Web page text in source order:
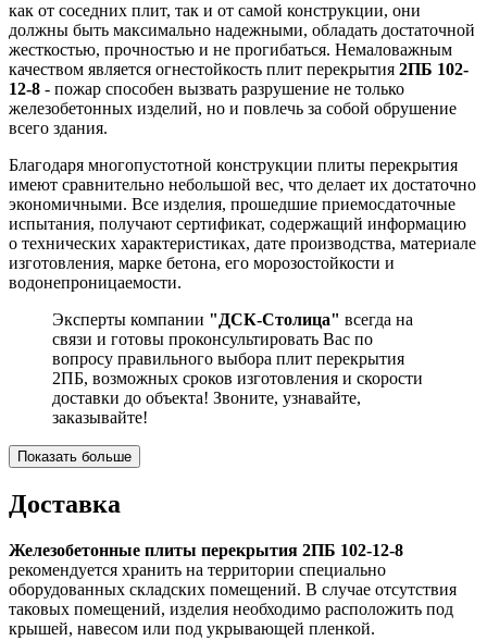
как от соседних плит, так и от самой конструкции, они
должны быть максимально надежными, обладать достаточной
жесткостью, прочностью и не прогибаться. Немаловажным
качеством является огнестойкость плит перекрытия 2ПБ 102-
12-8 - пожар способен вызвать разрушение не только
железобетонных изделий, но и повлечь за собой обрушение
всего здания.
Благодаря многопустотной конструкции плиты перекрытия
имеют сравнительно небольшой вес, что делает их достаточно
экономичными. Все изделия, прошедшие приемосдаточные
испытания, получают сертификат, содержащий информацию
о технических характеристиках, дате производства, материале
изготовления, марке бетона, его морозостойкости и
водонепроницаемости.
Эксперты компании "ДСК-Столица" всегда на
связи и готовы проконсультировать Вас по
вопросу правильного выбора плит перекрытия
2ПБ, возможных сроков изготовления и скорости
доставки до объекта! Звоните, узнавайте,
заказывайте!
Показать больше
Доставка
Железобетонные плиты перекрытия 2ПБ 102-12-8
рекомендуется хранить на территории специально
оборудованных складских помещений. В случае отсутствия
таковых помещений, изделия необходимо расположить под
крышей, навесом или под укрывающей пленкой.